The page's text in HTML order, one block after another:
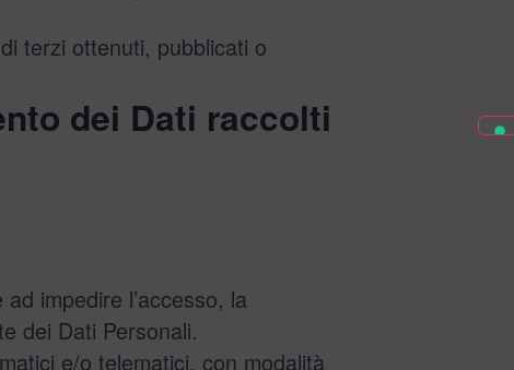
terzi ottenuti, pubblicati o
dei Dati raccolti
impedire l’accesso, la
dei Dati Personali.
e/o telematici, con modalità